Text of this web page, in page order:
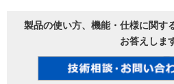
製品の使い方、機能・仕様に関す
お答えしま